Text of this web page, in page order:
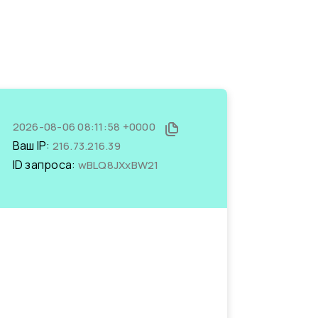
2026-08-06 08:11:58 +0000
Ваш IP: 216.73.216.39
ID запроса: wBLQ8JXxBW21